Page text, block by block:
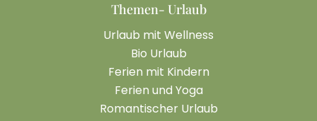
Themen- Urlaub
Urlaub mit Wellness
Bio Urlaub
Ferien mit Kindern
Ferien und Yoga
Romantischer Urlaub